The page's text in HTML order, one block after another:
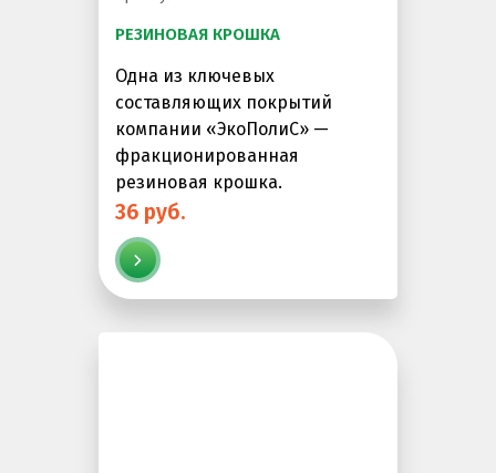
РЕЗИНОВАЯ КРОШКА
Одна из ключевых
составляющих покрытий
компании «ЭкоПолиС» —
фракционированная
резиновая крошка.
36 руб.